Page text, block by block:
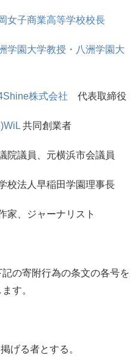
女子商業高等学校校長
学園大学教授・八洲学園大
株式会社 代表取締役
共同創業者
院議員、元横浜市会議員
校法人早稲田学園理事長
家、ジャーナリスト
の寄附行為の条文の各号を
す。
げる者とする。